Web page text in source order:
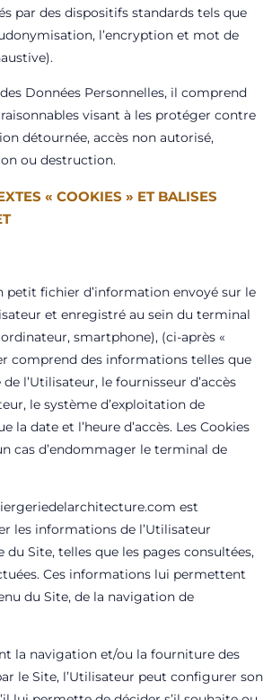
par des dispositifs standards tels que
l’encryption et mot de
Données Personnelles, il comprend
visant à les protéger contre
détournée, accès non autorisé,
ou destruction.
« COOKIES » ET BALISES
petit fichier d’information envoyé sur le
et enregistré au sein du terminal
smartphone), (ci-après «
comprend des informations telles que
l’Utilisateur, le fournisseur d’accès
le système d’exploitation de
la date et l’heure d’accès. Les Cookies
cas d’endommager le terminal de
est
les informations de l’Utilisateur
du Site, telles que les pages consultées,
Ces informations lui permettent
du Site, de la navigation de
la navigation et/ou la fourniture des
le Site, l’Utilisateur peut configurer son